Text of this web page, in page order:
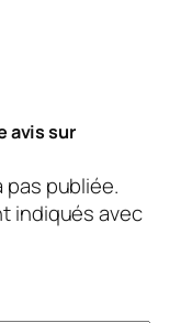
avis sur
pas publiée.
indiqués avec